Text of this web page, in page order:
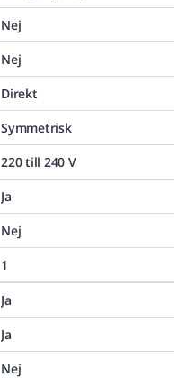
Nej
Nej
Direkt
Symmetrisk
220 till 240 V
Ja
Nej
1
Ja
Ja
Nej